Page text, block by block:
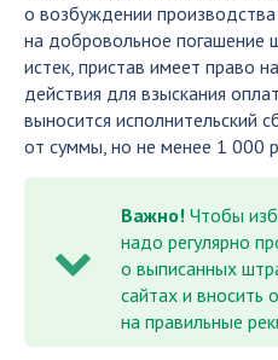
о возбуждении
на добровольное погашение
истек, пристав имеет право
действия для взыскания
выносится исполнительский
от суммы, но не менее 1 000
Важно! Чтобы
надо регулярно
о выписанных
сайтах и вносить
на правильные